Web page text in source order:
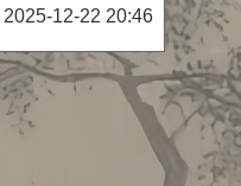
2025-12-22 20:46